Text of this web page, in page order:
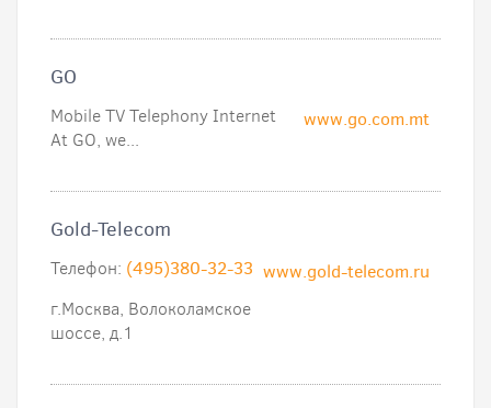
GO
www.go.com.mt
Mobile TV Telephony Internet
At GO, we...
Gold-Telecom
www.gold-telecom.ru
Телефон: (495)380-32-33
г.Москва, Волоколамское
шоссе, д.1